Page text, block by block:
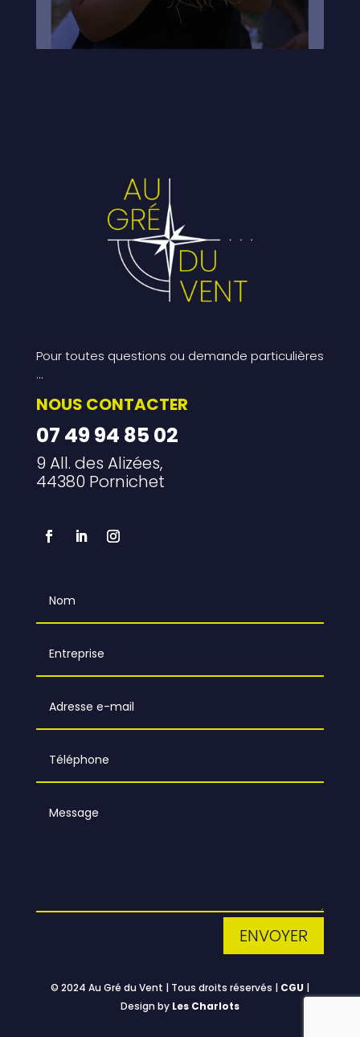
Pour toutes questions ou demande particulières
…
NOUS CONTACTER
07 49 94 85 02
9 All. des Alizées,
44380 Pornichet
ENVOYER
© 2024 Au Gré du Vent | Tous droits réservés | CGU |
Design by Les Charlots